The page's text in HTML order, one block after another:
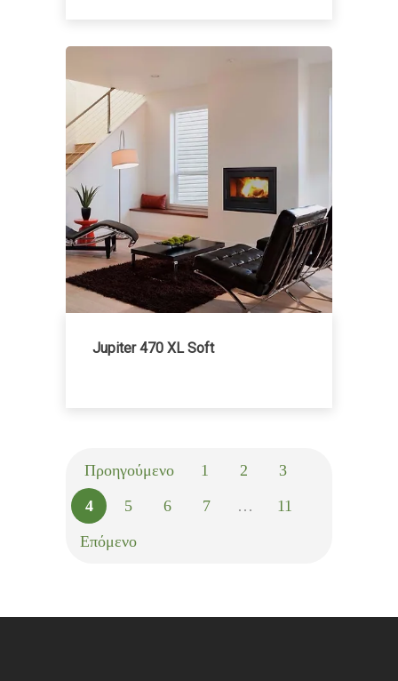
Jupiter 470 XL Soft
Προηγούμενο 1 2
3
4
5 6 7 …
11
Επόμενο